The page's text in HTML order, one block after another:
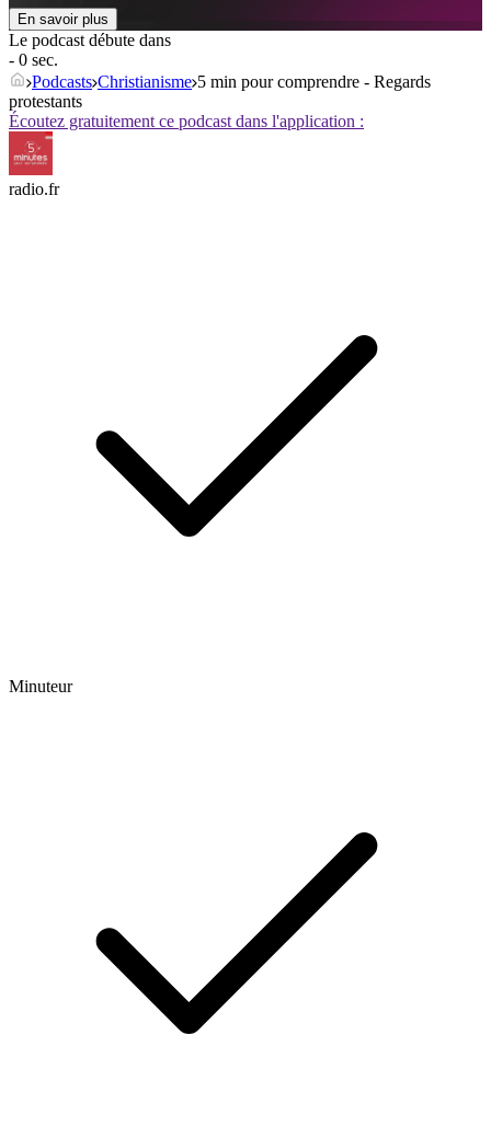
En savoir plus
Le podcast débute dans
- 0 sec.
Podcasts Christianisme 5 min pour comprendre - Regards
protestants
Écoutez gratuitement ce podcast dans l'application :
radio.fr
Minuteur